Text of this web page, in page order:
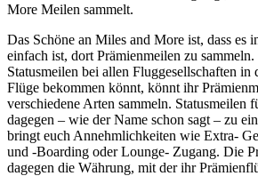
More Meilen sammelt.
Das Schöne an Miles and More ist, dass es
einfach ist, dort Prämienmeilen zu
Statusmeilen bei allen Fluggesellschaften in
Flüge bekommen könnt, könnt ihr
verschiedene Arten sammeln. Statusmeilen
dagegen – wie der Name schon sagt – zu
bringt euch Annehmlichkeiten wie Extra-
und -Boarding oder Lounge- Zugang. Die
dagegen die Währung, mit der ihr